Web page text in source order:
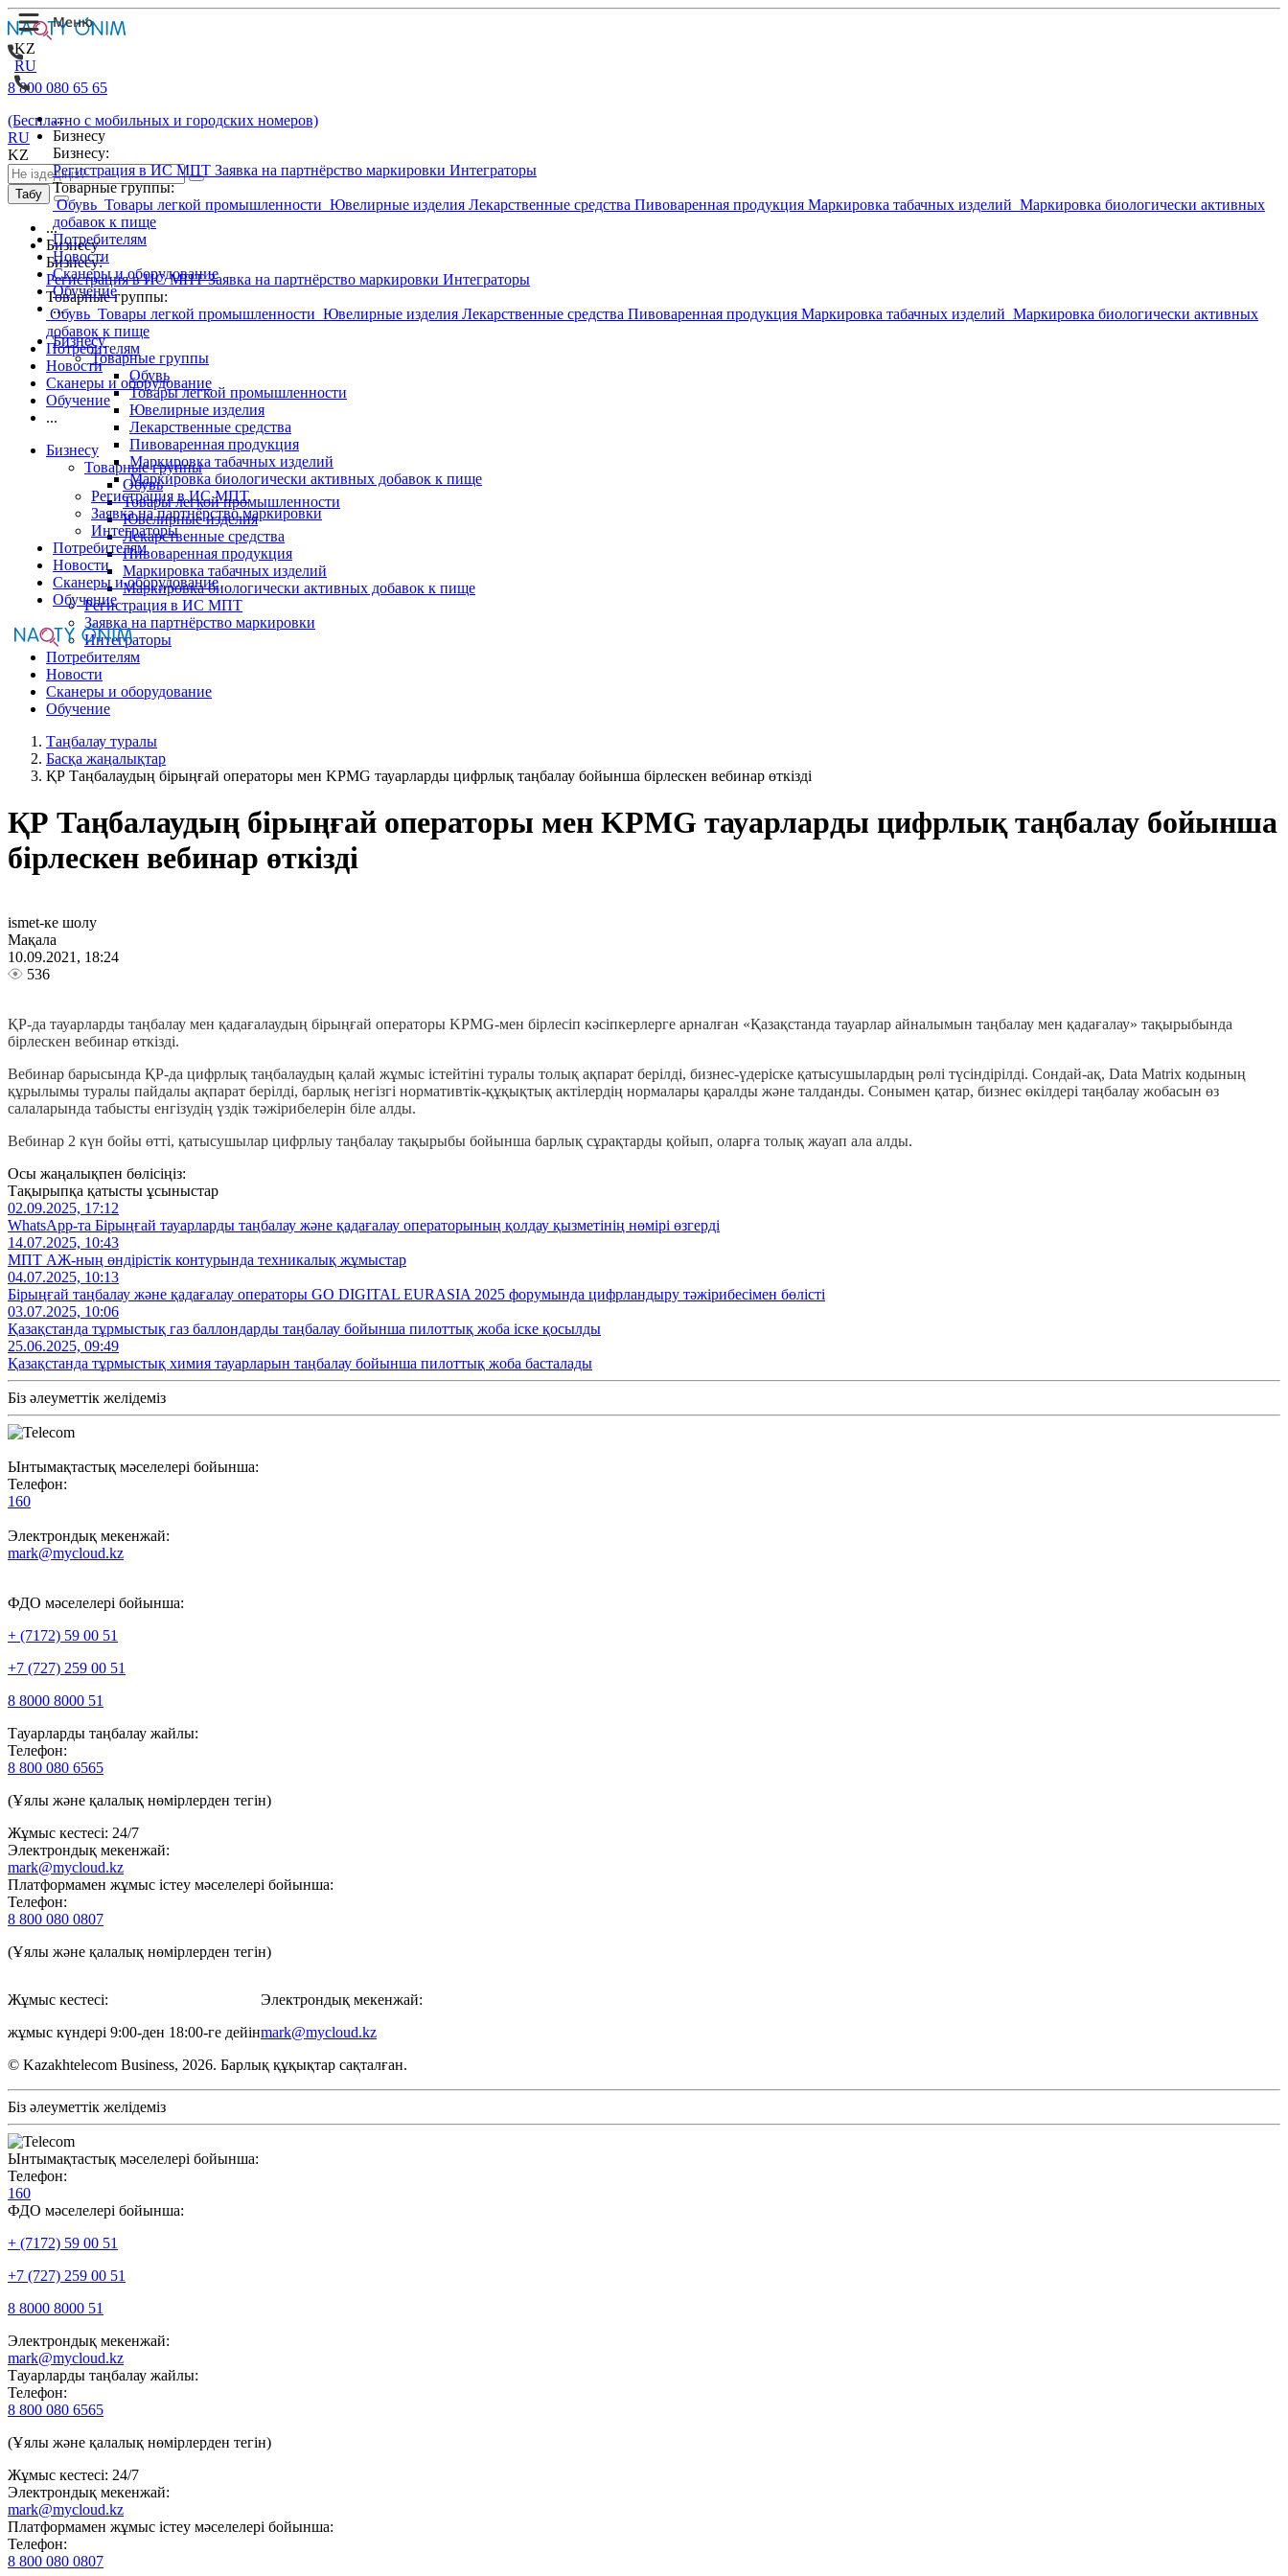
KZ
RU
...
Бизнесу
Бизнесу:
Регистрация в ИС МПТ Заявка на партнёрство маркировки Интеграторы
Товарные группы:
Обувь Товары легкой промышленности Ювелирные изделия Лекарственные средства Пивоваренная продукция Маркировка табачных изделий Маркировка биологически активных
добавок к пище
Потребителям
Новости
Сканеры и оборудование
Обучение
...
Бизнесу
Товарные группы
Обувь
Товары легкой промышленности
Ювелирные изделия
Лекарственные средства
Пивоваренная продукция
Маркировка табачных изделий
Маркировка биологически активных добавок к пище
Регистрация в ИС МПТ
Заявка на партнёрство маркировки
Интеграторы
Потребителям
Новости
Сканеры и оборудование
Обучение
8 800 080 65 65
(Бесплатно с мобильных и городских номеров)
RU
KZ
Табу
...
Бизнесу
Бизнесу:
Регистрация в ИС МПТЗаявка на партнёрство маркировки Интеграторы
Товарные группы:
Обувь Товары легкой промышленности Ювелирные изделия Лекарственные средства Пивоваренная продукция Маркировка табачных изделий Маркировка биологически активных
добавок к пище
Потребителям
Новости
Сканеры и оборудование
Обучение
...
Бизнесу
Товарные группы
Обувь
Товары легкой промышленности
Ювелирные изделия
Лекарственные средства
Пивоваренная продукция
Маркировка табачных изделий
Маркировка биологически активных добавок к пище
Регистрация в ИС МПТ
Заявка на партнёрство маркировки
Интеграторы
Потребителям
Новости
Сканеры и оборудование
Обучение
Таңбалау туралы
Басқа жаңалықтар
ҚР Таңбалаудың бірыңғай операторы мен KPMG тауарларды цифрлық таңбалау бойынша бірлескен вебинар өткізді
ҚР Таңбалаудың бірыңғай операторы мен KPMG тауарларды цифрлық таңбалау бойынша
бірлескен вебинар өткізді
ismet-ке шолу
Мақала
10.09.2021, 18:24
536
ҚР-да тауарларды таңбалау мен қадағалаудың бірыңғай операторы KPMG-мен бірлесіп кәсіпкерлерге арналған «Қазақстанда тауарлар айналымын таңбалау мен қадағалау» тақырыбында
бірлескен вебинар өткізді.
Вебинар барысында ҚР-да цифрлық таңбалаудың қалай жұмыс істейтіні туралы толық ақпарат берілді, бизнес-үдеріске қатысушылардың рөлі түсіндірілді. Сондай-ақ, Data Matrix кодының
құрылымы туралы пайдалы ақпарат берілді, барлық негізгі нормативтік-құқықтық актілердің нормалары қаралды және талданды. Сонымен қатар, бизнес өкілдері таңбалау жобасын өз
салаларында табысты енгізудің үздік тәжірибелерін біле алды.
Вебинар 2 күн бойы өтті, қатысушылар цифрлыу таңбалау тақырыбы бойынша барлық сұрақтарды қойып, оларға толық жауап ала алды.
Осы жаңалықпен бөлісіңіз:
Тақырыпқа қатысты ұсыныстар
02.09.2025, 17:12
WhatsApp-та Бірыңғай тауарларды таңбалау және қадағалау операторының қолдау қызметінің нөмірі өзгерді
14.07.2025, 10:43
МПТ АЖ-ның өндірістік контурында техникалық жұмыстар
04.07.2025, 10:13
Бірыңғай таңбалау және қадағалау операторы GO DIGITAL EURASIA 2025 форумында цифрландыру тәжірибесімен бөлісті
03.07.2025, 10:06
Қазақстанда тұрмыстық газ баллондарды таңбалау бойынша пилоттық жоба іске қосылды
25.06.2025, 09:49
Қазақстанда тұрмыстық химия тауарларын таңбалау бойынша пилоттық жоба басталады
Біз әлеуметтік желідеміз
Ынтымақтастық мәселелері бойынша:
Телефон:
160
Электрондық мекенжай:
mark@mycloud.kz
ФДО мәселелері бойынша:
+ (7172) 59 00 51
+7 (727) 259 00 51
8 8000 8000 51
Тауарларды таңбалау жайлы:
Телефон:
8 800 080 6565
(Ұялы және қалалық нөмірлерден тегін)
Жұмыс кестесі: 24/7
Электрондық мекенжай:
mark@mycloud.kz
Платформамен жұмыс істеу мәселелері бойынша:
Телефон:
8 800 080 0807
(Ұялы және қалалық нөмірлерден тегін)
Жұмыс кестесі:
жұмыс күндері 9:00-ден 18:00-ге дейін
Электрондық мекенжай:
mark@mycloud.kz
© Kazakhtelecom Business, 2026. Барлық құқықтар сақталған.
Біз әлеуметтік желідеміз
Ынтымақтастық мәселелері бойынша:
Телефон:
160
ФДО мәселелері бойынша:
+ (7172) 59 00 51
+7 (727) 259 00 51
8 8000 8000 51
Электрондық мекенжай:
mark@mycloud.kz
Тауарларды таңбалау жайлы:
Телефон:
8 800 080 6565
(Ұялы және қалалық нөмірлерден тегін)
Жұмыс кестесі: 24/7
Электрондық мекенжай:
mark@mycloud.kz
Платформамен жұмыс істеу мәселелері бойынша:
Телефон:
8 800 080 0807